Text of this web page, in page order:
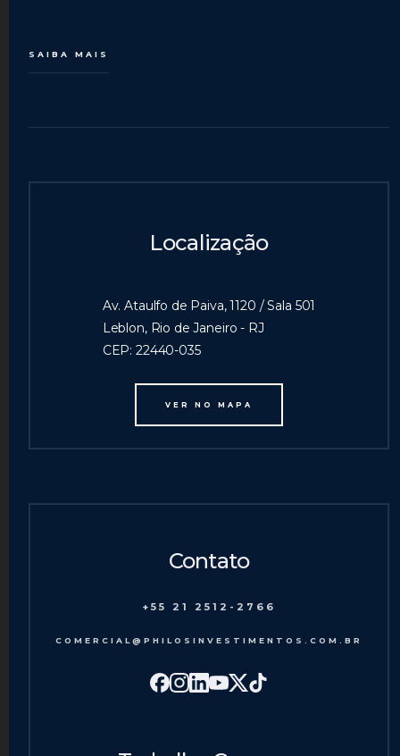
SAIBA MAIS
Localização
Av. Ataulfo de Paiva, 1120 / Sala 501
Leblon, Rio de Janeiro - RJ
CEP: 22440-035
VER NO MAPA
Contato
+55 21 2512-2766
COMERCIAL@PHILOSINVESTIMENTOS.COM.BR